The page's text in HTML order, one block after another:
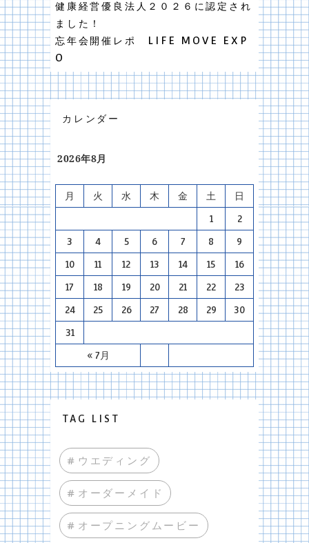
健康経営優良法人２０２６に認定され
ました！
忘年会開催レポ LIFE MOVE EXP
O
カレンダー
2026年8月
月 火 水 木 金 土 日
« 7月
1 2
3 4 5 6 7 8 9
10 11 12 13 14 15 16
17 18 19 20 21 22 23
24 25 26 27 28 29 30
31
TAG LIST
#ウエディング
#オーダーメイド
#オープニングムービー